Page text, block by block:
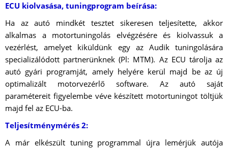
ECU kiolvasása, tuningprogram beírása:
Ha az autó mindkét tesztet sikeresen teljesítette, akkor
alkalmas a motortuningolás elvégzésére és kiolvassuk a
vezérlést, amelyet kiküldünk egy az Audik tuningolására
specializálódott partnerünknek (Pl: MTM). Az ECU tárolja az
autó gyári programját, amely helyére kerül majd be az új
optimalizált motorvezérlő software. Az autó saját
paramétereit figyelembe véve készített motortuningot töltjük
majd fel az ECU-ba.
Teljesítménymérés 2:
A már elkészült tuning programmal újra lemérjük autója